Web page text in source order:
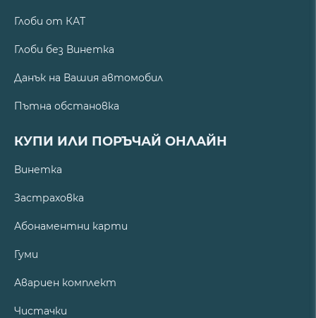
Глоби от КАТ
Глоби без Винетка
Данък на Вашия автомобил
Пътна обстановка
КУПИ ИЛИ ПОРЪЧАЙ ОНЛАЙН
Винетка
Застраховка
Абонаментни карти
Гуми
Авариен комплект
Чистачки